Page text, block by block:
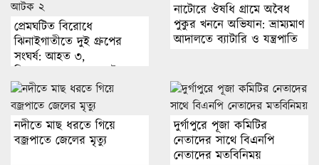
জ্বালানি সংকট মোকাবিলায় সরকার
সর্বোচ্চ চেষ্টা চালিয়ে যাচ্ছে: প্রধানমন্ত্রী
জ্বালানি খাত বেসরকারিকরণের নামে
‘লুটপাটের লাইসেন্স’ দেওয়া হচ্ছে:
প্রেমঘটিত বিরোধে
ঝিনাইগাতীতে দুই গ্রুপের
সংঘর্ষ: আহত ৩,
জিজ্ঞাসাবাদের জন্য আটক ২
নাটোরে ঔষধি গ্রামে অবৈধ
পুকুর খননে অভিযান: ভ্রাম্যমাণ
আদালতে ব্যাটারি ও যন্ত্রপাতি
নদীতে মাছ ধরতে গিয়ে
বজ্রপাতে জেলের মৃত্যু
দুর্গাপুরে পূজা কমিটির
নেতাদের সাথে বিএনপি
নেতাদের মতবিনিময়